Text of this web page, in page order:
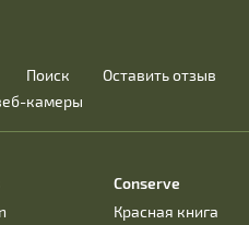
Поиск Оставить отзыв
камеры
Conserve
Красная книга